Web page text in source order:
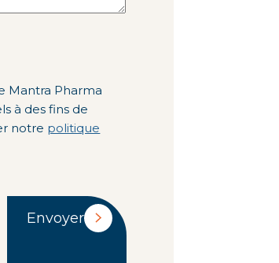
Mantra Pharma
notre politique